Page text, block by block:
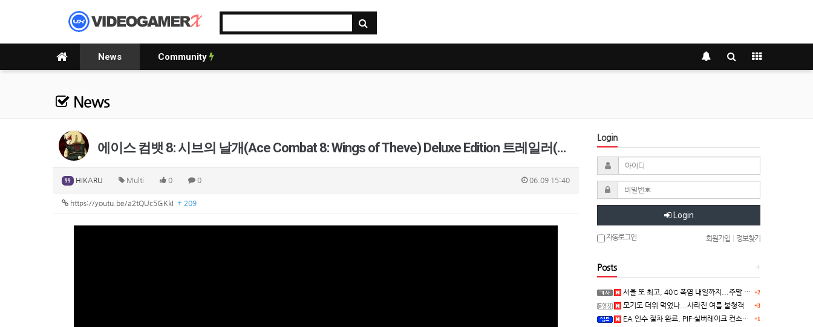
News Community
News
에이스 컴뱃 8: 시브의 날개(Ace Combat 8: Wings of Theve) Deluxe Edition 트레일러(한국어…
99 HIKARU Multi 0 0 06.09 15:40
https://youtu.be/a2tQUc5GKkI + 209
Login
Login
자동로그인 회원가입 정보찾기
+
Posts
+2
서울 또 최고, 40℃ 폭염 내일까지...주말 동쪽 비바람
+3
모기도 더위 먹었나...사라진 여름 불청객
+1
EA 인수 절차 완료, PIF·실버레이크 컨소시엄 산하 편입